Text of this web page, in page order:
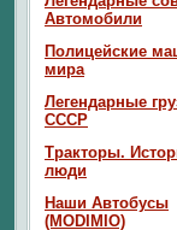
Автомобили
Полицейские
мира
Легендарные
СССР
Тракторы.
люди
Наши Автобусы
(MODIMIO)